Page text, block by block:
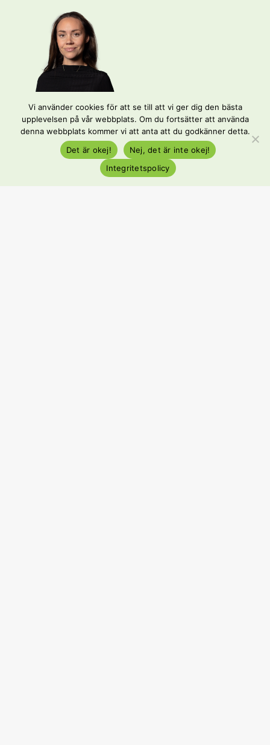
Cecilia Grönlund
Rekryteringskonsult
Cecilia@prowork.se
Vi använder cookies för att se till att vi ger dig den bästa
upplevelsen på vår webbplats. Om du fortsätter att använda
denna webbplats kommer vi att anta att du godkänner detta.
Det är okej!
Nej, det är inte okej!
Integritetspolicy